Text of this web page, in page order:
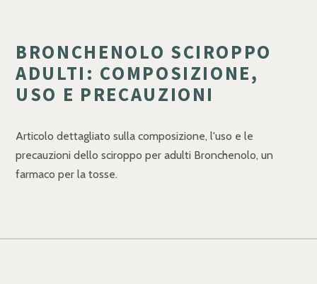
BRONCHENOLO SCIROPPO
ADULTI: COMPOSIZIONE,
USO E PRECAUZIONI
Articolo dettagliato sulla composizione, l'uso e le
precauzioni dello sciroppo per adulti Bronchenolo, un
farmaco per la tosse.